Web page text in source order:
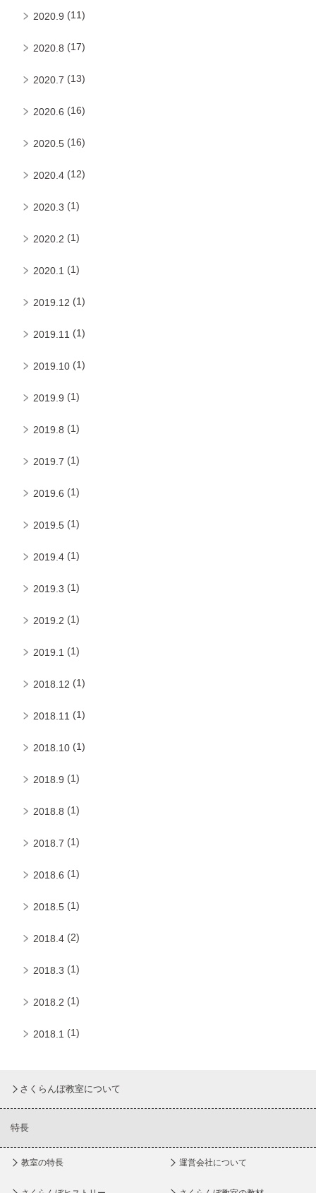
2020.9 (11)
2020.8 (17)
2020.7 (13)
2020.6 (16)
2020.5 (16)
2020.4 (12)
2020.3 (1)
2020.2 (1)
2020.1 (1)
2019.12 (1)
2019.11 (1)
2019.10 (1)
2019.9 (1)
2019.8 (1)
2019.7 (1)
2019.6 (1)
2019.5 (1)
2019.4 (1)
2019.3 (1)
2019.2 (1)
2019.1 (1)
2018.12 (1)
2018.11 (1)
2018.10 (1)
2018.9 (1)
2018.8 (1)
2018.7 (1)
2018.6 (1)
2018.5 (1)
2018.4 (2)
2018.3 (1)
2018.2 (1)
2018.1 (1)
さくらんぼ教室について
特長
教室の特長 運営会社について